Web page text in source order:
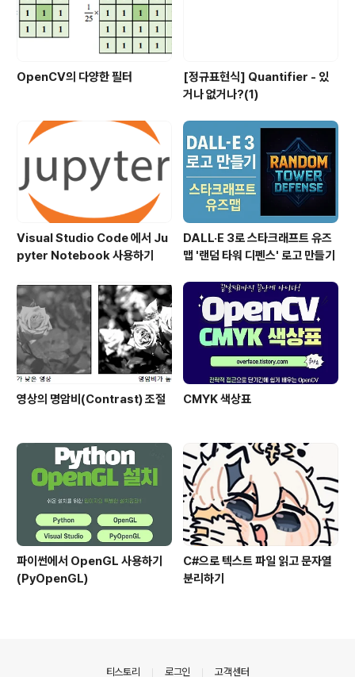
OpenCV의 다양한 필터
[정규표현식] Quantifier - 있
거나 없거나?(1)
Visual Studio Code 에서 Ju
pyter Notebook 사용하기
DALL·E 3로 스타크래프트 유즈
맵 '랜덤 타워 디펜스' 로고 만들기
영상의 명암비(Contrast) 조절 CMYK 색상표
파이썬에서 OpenGL 사용하기
(PyOpenGL)
C#으로 텍스트 파일 읽고 문자열
분리하기
티스토리 로그인 고객센터